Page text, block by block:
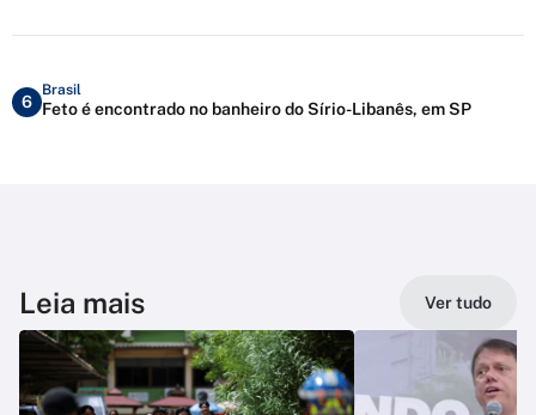
6
Brasil
Feto é encontrado no banheiro do Sírio-Libanês, em SP
Leia mais Ver tudo